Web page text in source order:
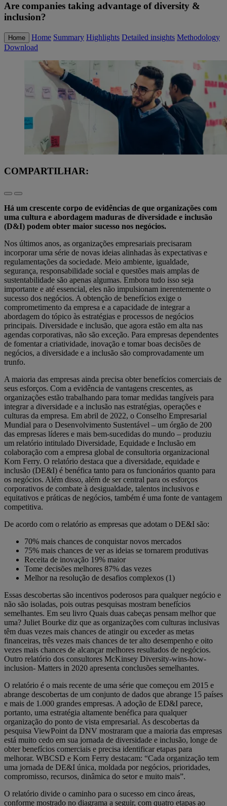
Are companies taking advantage of diversity &
inclusion?
Home Home Summary Highlights Detailed insights Methodology
Download
COMPARTILHAR:
Há um crescente corpo de evidências de que organizações com
uma cultura e abordagem maduras de diversidade e inclusão
(D&I) podem obter maior sucesso nos negócios.
Nos últimos anos, as organizações empresariais precisaram
incorporar uma série de novas ideias alinhadas às expectativas e
regulamentações da sociedade. Meio ambiente, igualdade,
segurança, responsabilidade social e questões mais amplas de
sustentabilidade são apenas algumas. Embora tudo isso seja
importante e até essencial, eles não impulsionam inerentemente o
sucesso dos negócios. A obtenção de benefícios exige o
comprometimento da empresa e a capacidade de integrar a
abordagem do tópico às estratégias e processos de negócios
principais. Diversidade e inclusão, que agora estão em alta nas
agendas corporativas, não são exceção. Para empresas dependentes
de fomentar a criatividade, inovação e tomar boas decisões de
negócios, a diversidade e a inclusão são comprovadamente um
trunfo.
A maioria das empresas ainda precisa obter benefícios comerciais de
seus esforços. Com a evidência de vantagens crescentes, as
organizações estão trabalhando para tomar medidas tangíveis para
integrar a diversidade e a inclusão nas estratégias, operações e
culturas da empresa. Em abril de 2022, o Conselho Empresarial
Mundial para o Desenvolvimento Sustentável – um órgão de 200
das empresas líderes e mais bem-sucedidas do mundo – produziu
um relatório intitulado Diversidade, Equidade e Inclusão em
colaboração com a empresa global de consultoria organizacional
Korn Ferry. O relatório destaca que a diversidade, equidade e
inclusão (DE&I) é benéfica tanto para os funcionários quanto para
os negócios. Além disso, além de ser central para os esforços
corporativos de combate à desigualdade, talentos inclusivos e
equitativos e práticas de negócios, também é uma fonte de vantagem
competitiva.
De acordo com o relatório as empresas que adotam o DE&I são:
70% mais chances de conquistar novos mercados
75% mais chances de ver as ideias se tornarem produtivas
Receita de inovação 19% maior
Tome decisões melhores 87% das vezes
Melhor na resolução de desafios complexos (1)
Essas descobertas são incentivos poderosos para qualquer negócio e
não são isoladas, pois outras pesquisas mostram benefícios
semelhantes. Em seu livro Quais duas cabeças pensam melhor que
uma? Juliet Bourke diz que as organizações com culturas inclusivas
têm duas vezes mais chances de atingir ou exceder as metas
financeiras, três vezes mais chances de ter alto desempenho e oito
vezes mais chances de alcançar melhores resultados de negócios.
Outro relatório dos consultores McKinsey Diversity-wins-how-
inclusion- Matters in 2020 apresenta conclusões semelhantes.
O relatório é o mais recente de uma série que começou em 2015 e
abrange descobertas de um conjunto de dados que abrange 15 países
e mais de 1.000 grandes empresas. A adoção de ED&I parece,
portanto, uma estratégia altamente benéfica para qualquer
organização do ponto de vista empresarial. As descobertas da
pesquisa ViewPoint da DNV mostraram que a maioria das empresas
está muito cedo em sua jornada de diversidade e inclusão, longe de
obter benefícios comerciais e precisa identificar etapas para
melhorar. WBCSD e Korn Ferry destacam: “Cada organização tem
uma jornada de DE&I única, moldada por negócios, prioridades,
compromisso, recursos, dinâmica do setor e muito mais”.
O relatório divide o caminho para o sucesso em cinco áreas,
conforme mostrado no diagrama a seguir, com quatro etapas ao